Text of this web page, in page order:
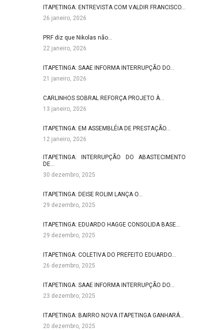
ITAPETINGA: ENTREVISTA COM VALDIR FRANCISCO…
26 janeiro, 2026
PRF diz que Nikolas não…
22 janeiro, 2026
ITAPETINGA: SAAE INFORMA INTERRUPÇÃO DO…
21 janeiro, 2026
CARLINHOS SOBRAL REFORÇA PROJETO À…
13 janeiro, 2026
ITAPETINGA: EM ASSEMBLÉIA DE PRESTAÇÃO…
12 janeiro, 2026
ITAPETINGA: INTERRUPÇÃO DO ABASTECIMENTO
DE…
30 dezembro, 2025
ITAPETINGA: DEISE ROLIM LANÇA O…
29 dezembro, 2025
ITAPETINGA: EDUARDO HAGGE CONSOLIDA BASE…
29 dezembro, 2025
ITAPETINGA: COLETIVA DO PREFEITO EDUARDO…
26 dezembro, 2025
ITAPETINGA: SAAE INFORMA INTERRUPÇÃO DO…
23 dezembro, 2025
ITAPETINGA: BAIRRO NOVA ITAPETINGA GANHARÁ…
20 dezembro, 2025